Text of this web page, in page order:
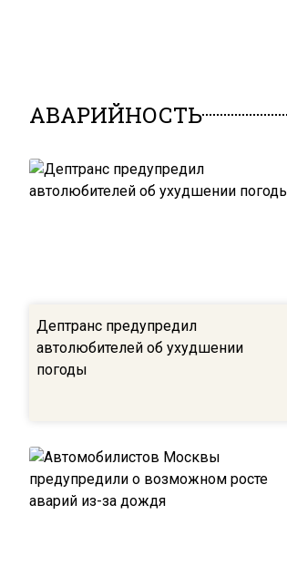
АВАРИЙНОСТЬ
Дептранс предупредил
автолюбителей об ухудшении
погоды